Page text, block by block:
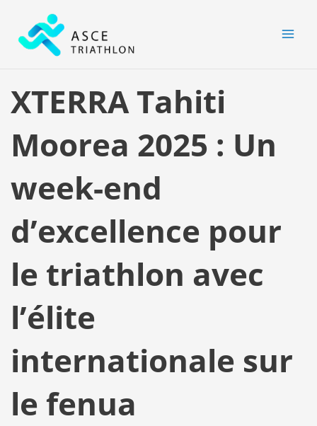
contenu
XTERRA Tahiti
Moorea 2025 : Un
week-end
d’excellence pour
le triathlon avec
l’élite
internationale sur
le fenua